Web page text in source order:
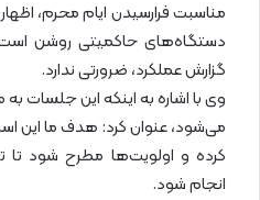
مناسبت فرارسیدن ایام محرم،
دستگاه‌های حاکمیتی روشن
گزارش عملکرد، ضرورتی ندارد.
وی با اشاره به اینکه این جلسات
می‌شود، عنوان کرد: هدف ما این
کرده و اولویت‌ها مطرح شود تا
انجام شود.